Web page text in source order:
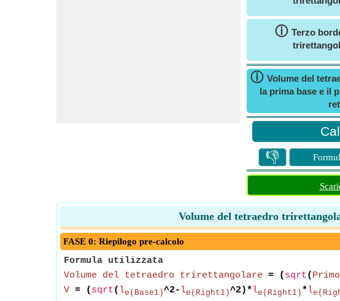
ⓘ Terzo
ⓘ Volume del
la prima base e il
👎
Volume del tetraedro
FASE 0: Riepilogo pre-calcolo
Formula utilizzata
Volume del tetraedro trirettangolare = ( sqrt(
V = ( sqrt( le(Base1)^2- le(Right1)^2)*le(Right1) *l